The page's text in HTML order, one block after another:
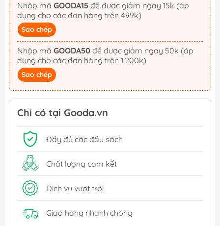
Nhập mã GOODA15
dụng cho các đơn hàng trên 499k)
Sao chép
Nhập mã GOODA50
dụng cho các đơn hàng trên 1,200k)
Sao chép
Chỉ có tại Gooda.vn
Đầy đủ các đầu sách
Chất lượng cam kết
Dịch vụ vượt trội
Giao hàng nhanh chóng